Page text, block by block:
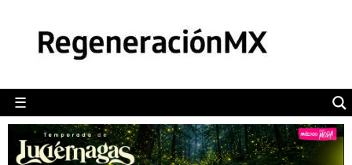
☰
POLÍTICA
CAMALEÓN
OPINIÓN